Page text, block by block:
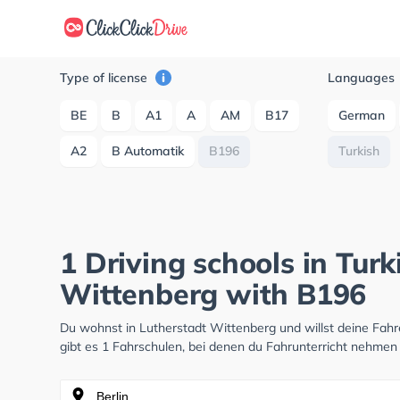
Type of license
BE B A1 A AM B17
A2 B Automatik B196
Languages
German
Turkish
1 Driving schools in
Wittenberg with B196
Du wohnst in Lutherstadt Wittenberg und willst deine
gibt es 1 Fahrschulen, bei denen du Fahrunterricht